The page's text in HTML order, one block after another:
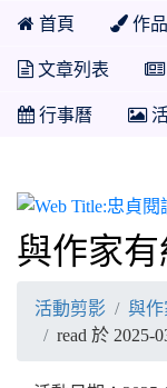
首頁 作
文章列表
行事曆
與作家
活動剪影
與作
read 於 2025-